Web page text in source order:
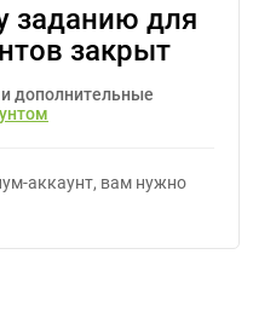
заданию для
закрыт
дополнительные
аккаунт, вам нужно